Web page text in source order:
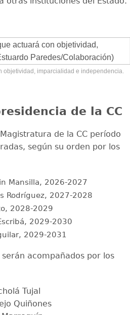
objetividad, imparcialidad e independencia.
de la CC
de la CC período
según su orden por los
Mansilla, 2026-2027
Rodríguez, 2027-2028
2028-2029
2029-2030
2029-2031
acompañados por los
Tujal
Quiñones